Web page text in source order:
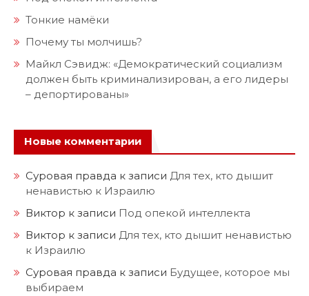
Тонкие намёки
Почему ты молчишь?
Майкл Сэвидж: «Демократический социализм
должен быть криминализирован, а его лидеры
– депортированы»
Новые комментарии
Суровая правда к записи Для тех, кто дышит
ненавистью к Израилю
Виктор к записи Под опекой интеллекта
Виктор к записи Для тех, кто дышит ненавистью
к Израилю
Суровая правда к записи Будущее, которое мы
выбираем